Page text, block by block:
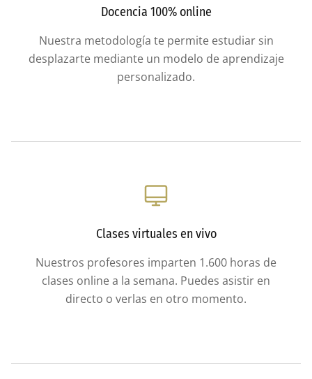
Docencia 100% online
Nuestra metodología te permite estudiar sin
desplazarte mediante un modelo de aprendizaje
personalizado.
Clases virtuales en vivo
Nuestros profesores imparten 1.600 horas de
clases online a la semana. Puedes asistir en
directo o verlas en otro momento.